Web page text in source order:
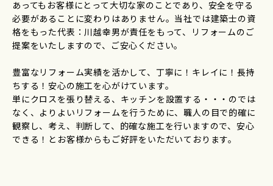
あってもお客様にとって大切な家のことであり、安全を守る
必要があることに変わりはありません。当社では建築士の資
格をもった代表：川越幸男が責任をもって、リフォームのご
提案をいたしますので、ご安心ください。
豊富なリフォーム実績を活かして、丁寧に！キレイに！長持
ちする！安心の施工を心がけています。
単にクロスを張り替える、キッチンを設置する・・・のでは
なく、よりよいリフォームを行うために、職人の目で的確に
観察し、考え、判断して、的確な施工を行いますので、安心
できる！とお客様からもご好評をいただいております。